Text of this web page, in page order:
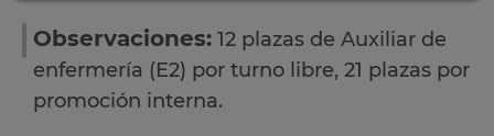
Observaciones: 12 plazas de Auxiliar de
enfermería (E2) por turno libre, 21 plazas por
promoción interna.